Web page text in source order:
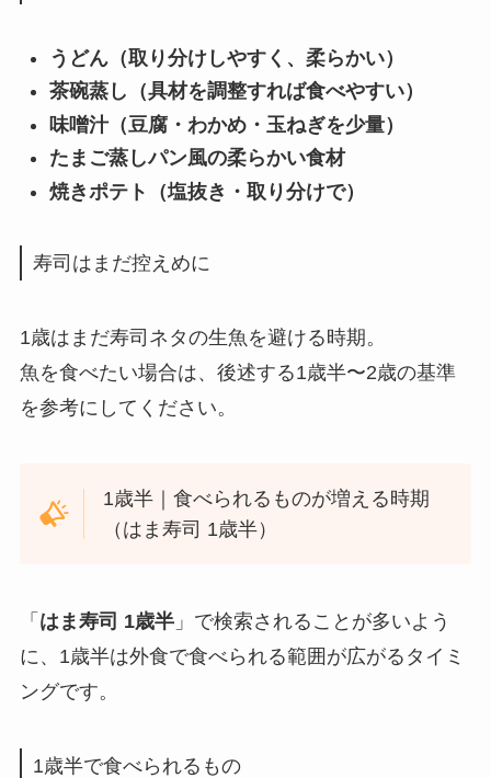
うどん（取り分けしやすく、柔らかい）
茶碗蒸し（具材を調整すれば食べやすい）
味噌汁（豆腐・わかめ・玉ねぎを少量）
たまご蒸しパン風の柔らかい食材
焼きポテト（塩抜き・取り分けで）
寿司はまだ控えめに
1歳はまだ寿司ネタの生魚を避ける時期。
魚を食べたい場合は、後述する1歳半〜2歳の基準
を参考にしてください。
1歳半｜食べられるものが増える時期
（はま寿司 1歳半）
「 はま寿司 1歳半」で検索されることが多いよう
に、1歳半は外食で食べられる範囲が広がるタイミ
ングです。
1歳半で食べられるもの